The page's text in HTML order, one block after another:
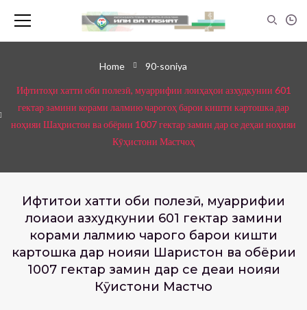
Home 90-soniya
Ифтитоҳи хатти оби полезӣ, муаррифии лоиҳаҳои азхудкунии 601
гектар замини корами лалмию чарогоҳ барои кишти картошка дар
ноҳияи Шаҳристон ва обёрии 1007 гектар замин дар се деҳаи ноҳияи
Кӯҳистони Мастчоҳ
Ифтитоҳи хатти оби полезӣ, муаррифии
лоиҳаҳои азхудкунии 601 гектар замини
корами лалмию чарогоҳ барои кишти
картошка дар ноҳияи Шаҳристон ва обёрии
1007 гектар замин дар се деҳаи ноҳияи
Кӯҳистони Мастчоҳ